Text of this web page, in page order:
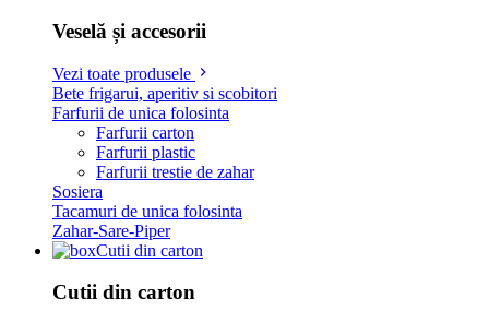
Veselă și accesorii
Vezi toate produsele
Bete frigarui, aperitiv si scobitori
Farfurii de unica folosinta
Farfurii carton
Farfurii plastic
Farfurii trestie de zahar
Sosiera
Tacamuri de unica folosinta
Zahar-Sare-Piper
Cutii din carton
Cutii din carton